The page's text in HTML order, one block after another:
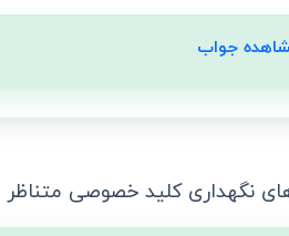
جواب
نگهداری کلید خصوصی